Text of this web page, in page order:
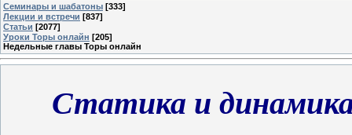
Семинары и шабатоны [333]
Лекции и встречи [837]
Статьи [2077]
Уроки Торы онлайн [205]
Недельные главы Торы онлайн
Статика и